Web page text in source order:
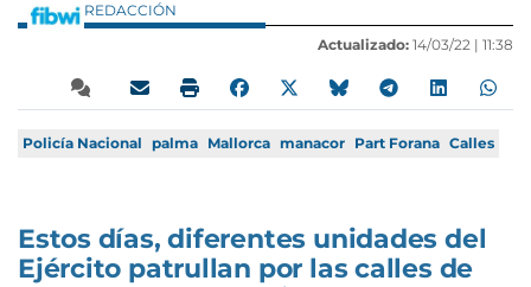
REDACCIÓN
Actualizado: 14/03/22 | 11:38
Policía Nacional palma Mallorca manacor Part Forana Calles
Estos días, diferentes unidades del
Ejército patrullan por las calles de